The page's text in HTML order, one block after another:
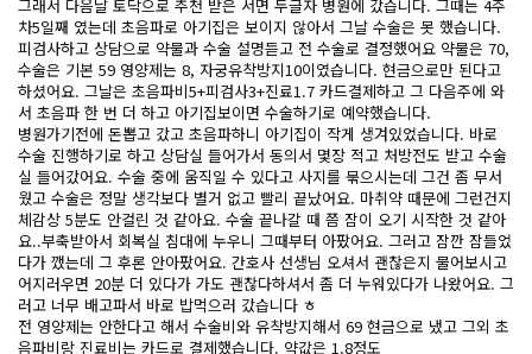
그래서 다음날 토닥으로 추천 받은 서면 두글자 병원에 갔습니다. 그때는 4주
차5일째 였는데 초음파로 아기집은 보이지 않아서 그날 수술은 못 했습니다.
피검사하고 상담으로 약물과 수술 설명듣고 전 수술로 결정했어요 약물은 70,
수술은 기본 59 영양제는 8, 자궁유착방지10이였습니다. 현금으로만 된다고
하셨어요. 그날은 초음파비5+피검사3+진료1.7 카드결제하고 그 다음주에 와
서 초음파 한 번 더 하고 아기집보이면 수술하기로 예약했습니다.
병원가기전에 돈뽑고 갔고 초음파하니 아기집이 작게 생겨있었습니다. 바로
수술 진행하기로 하고 상담실 들어가서 동의서 몇장 적고 처방전도 받고 수술
실 들어갔어요. 수술 중에 움직일 수 있다고 사지를 묶으시는데 그건 좀 무서
웠고 수술은 정말 생각보다 별거 없고 빨리 끝났어요. 마취약 때문에 그런건지
체감상 5분도 안걸린 것 같아요. 수술 끝나갈 때 쯤 잠이 오기 시작한 것 같아
요..부축받아서 회복실 침대에 누우니 그때부터 아팠어요. 그러고 잠깐 잠들었
다가 깼는데 그 후론 안아팠어요. 간호사 선생님 오셔서 괜찮은지 물어보시고
어지러우면 20분 더 있다가 가도 괜찮다하셔서 좀 더 누워있다가 나왔어요. 그
러고 너무 배고파서 바로 밥먹으러 갔습니다 ㅎ
전 영양제는 안한다고 해서 수술비와 유착방지해서 69 현금으로 냈고 그외 초
음파비랑 진료비는 카드로 결제했습니다. 약값은 1.8정도